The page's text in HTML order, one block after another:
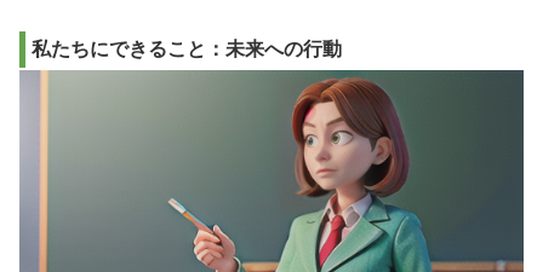
私たちにできること：未来への行動